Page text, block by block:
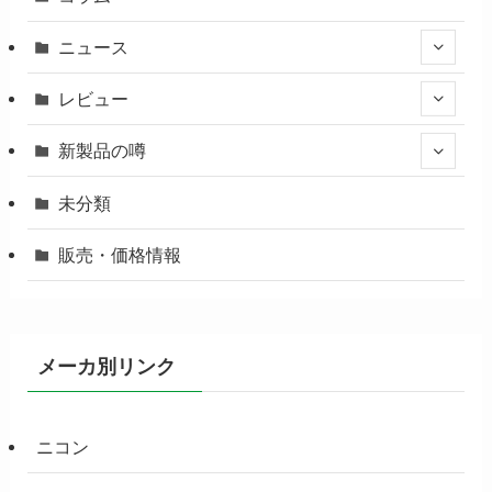
ニュース
レビュー
新製品の噂
未分類
販売・価格情報
メーカ別リンク
ニコン